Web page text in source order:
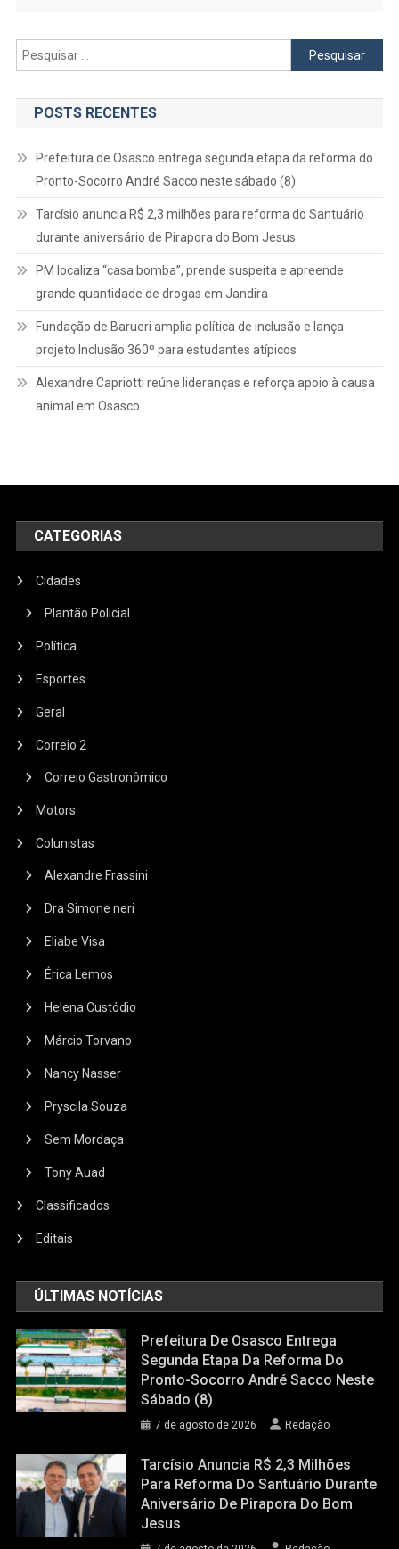
Pesquisar
por:
POSTS RECENTES
Prefeitura de Osasco entrega segunda etapa da reforma do
Pronto-Socorro André Sacco neste sábado (8)
Tarcísio anuncia R$ 2,3 milhões para reforma do Santuário
durante aniversário de Pirapora do Bom Jesus
PM localiza “casa bomba”, prende suspeita e apreende
grande quantidade de drogas em Jandira
Fundação de Barueri amplia política de inclusão e lança
projeto Inclusão 360º para estudantes atípicos
Alexandre Capriotti reúne lideranças e reforça apoio à causa
animal em Osasco
CATEGORIAS
Cidades
Plantão Policial
Política
Esportes
Geral
Correio 2
Correio Gastronômico
Motors
Colunistas
Alexandre Frassini
Dra Simone neri
Eliabe Visa
Érica Lemos
Helena Custódio
Márcio Torvano
Nancy Nasser
Pryscila Souza
Sem Mordaça
Tony Auad
Classificados
Editais
ÚLTIMAS NOTÍCIAS
Prefeitura De Osasco Entrega
Segunda Etapa Da Reforma Do
Pronto-Socorro André Sacco Neste
Sábado (8)
7 de agosto de 2026 Redação
Tarcísio Anuncia R$ 2,3 Milhões
Para Reforma Do Santuário Durante
Aniversário De Pirapora Do Bom
Jesus